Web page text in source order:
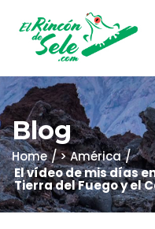
Blog
Home
> América
El vídeo de mis días
Tierra del Fuego y el